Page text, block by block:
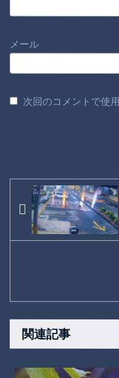
メール
次回のコメントで使
関連記事